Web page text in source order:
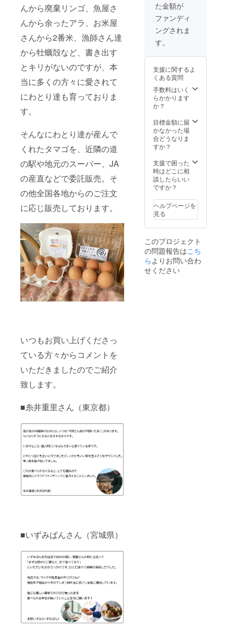
んから廃棄リンゴ、魚屋さ
んから余ったアラ、お米屋
さんから2番米、漁師さん達
から牡蠣殻など、書き出す
とキリがないのですが、本
当に多くの方々に愛されて
にわとり達も育っておりま
す。
そんなにわとり達が産んで
くれたタマゴを、近隣の道
の駅や地元のスーパー、JA
の産直などで委託販売。そ
の他全国各地からのご注文
に応じ販売しております。
いつもお買い上げくださっ
ている方々からコメントを
いただきましたのでご紹介
致します。
■糸井重里さん（東京都）
■いずみぱんさん（宮城県）
た金額が
ファンディ
ングされま
す。
支援に関するよ
くある質問
手数料はいく
らかかります
か？
目標金額に届
かなかった場
合どうなりま
すか？
支援で困った
時はどこに相
談したらいい
ですか？
ヘルプページを
見る
このプロジェクト
の問題報告はこち
らよりお問い合わ
せください